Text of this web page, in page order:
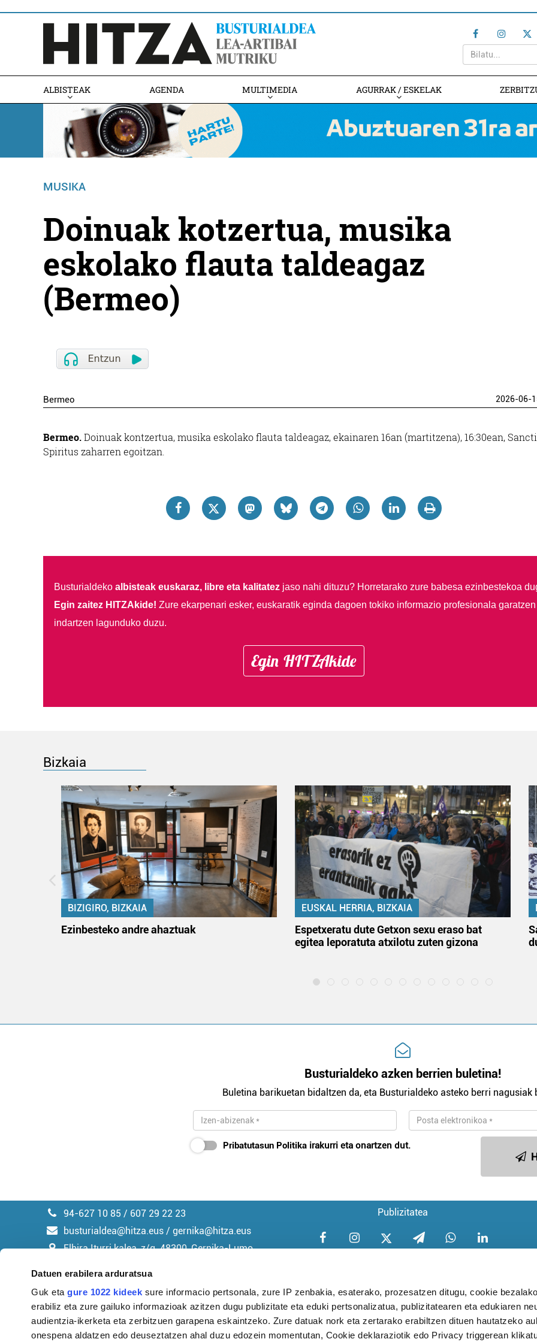
Datuen erabilera arduratsua
Guk etagure 1022 kideek sure informacio pertsonala, zure IP zenbakia, esaterako, prozesatzen ditugu, cookie
erabiliz eta zure gailuko informazioak azitzen dugu publizitate eta eduki pertsonalizatua, publizitatearen eta edukiaren
audientzia-ikerketa eta zerbitzuen garapena eskaintzeko. Zure datuak nork eta zertarako erabiltzen dituen hautatzeko
onespena aldatzen edo deuseztatzen ahal duzu edozein momentutan, Cookie deklaraziotik edo Privacy triggerean
ALBISTEAK AGENDA MULTIMEDIA AGURRAK / ESKELAK
MUSIKA
Doinuak kotzertua, musika
eskolako flauta taldeagaz
(Bermeo)
Bermeo 2026-06-
Bermeo.Doinuak kontzertua, musika eskolako flauta taldeagaz, ekainaren 16an (martitzena), 16:30ean, Sancti
Spiritus zaharren egoitzan.
Busturialdeko albisteak euskaraz, libre eta kalitatezjaso nahi dituzu? Horretarako zure babesa ezinbestekoa
Egin zaitez HITZAkide! Zure ekarpenari esker, euskaratik eginda dagoen tokiko informazio profesionala garatzen
indartzen lagunduko duzu.
Egin HITZAkide
Bizkaia
BIZIGIRO, BIZKAIA
Ezinbesteko andre ahaztuak
EUSKAL HERRIA, BIZKAIA
Espetxeratu dute Getxon sexu eraso bat
egitea leporatuta atxilotu zuten gizona
Busturialdeko azken berrien buletina!
Buletina barikuetan bidaltzen da, eta Busturialdeko asteko berri nagusiak
Pribatutasun Politika irakurri eta onartzen dut.
94-627 10 85 / 607 29 22 23
busturialdea@hitza.eus / gernika@hitza.eus
Elbira Iturri kalea, z/g. 48300, Gernika-Lumo
Publizitatea
Argitalpen politika Aniztasun politika Pribatutasun